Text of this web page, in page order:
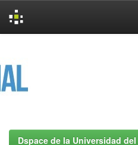
Dspace de la Universidad